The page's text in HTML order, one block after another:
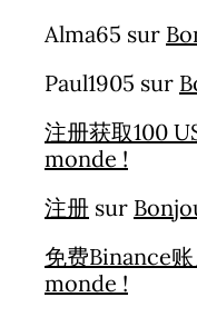
Alma65 sur
Paul1905 sur
注册获取100
monde !
注册 sur
免费Binance
monde !